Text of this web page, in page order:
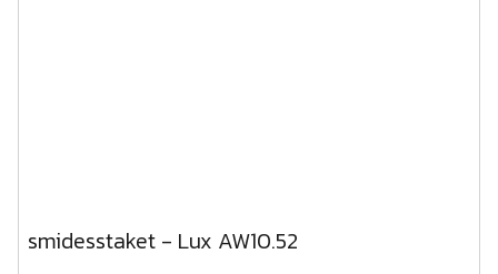
smidesstaket - Lux AW10.52